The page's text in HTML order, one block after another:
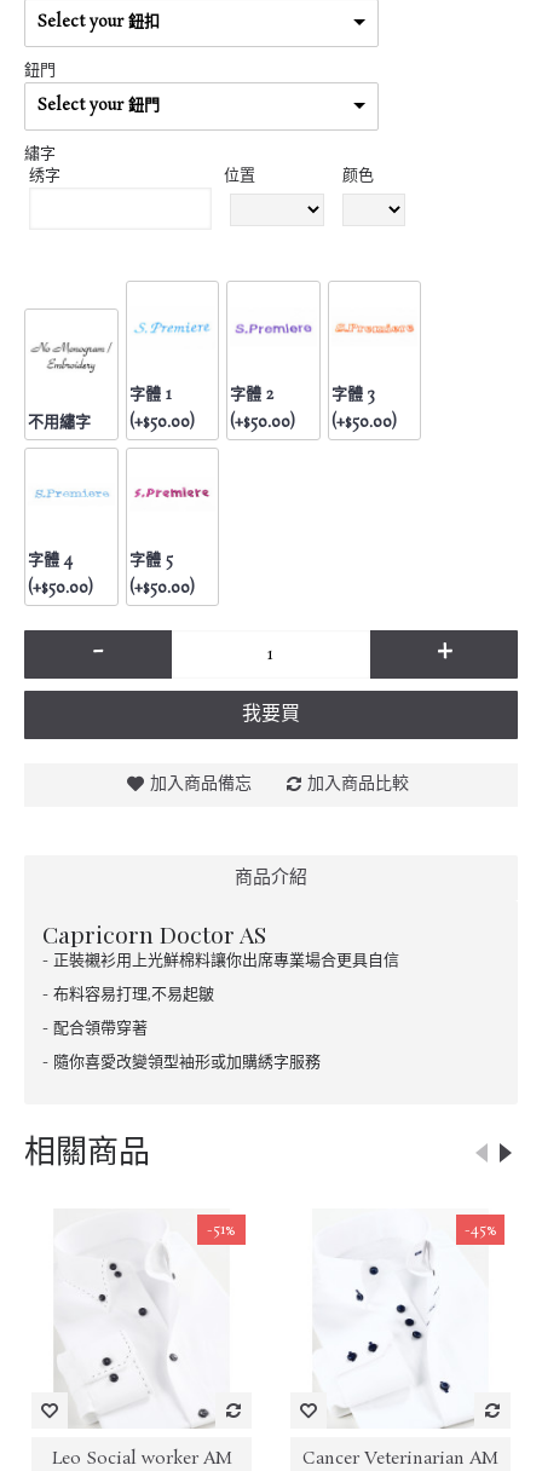
Select your 鈕扣
鈕門
Select your 鈕門
繡字
绣字
位置 颜色
不用繡字
字體 1
(+$50.00)
字體 2
(+$50.00)
字體 3
(+$50.00)
字體 4
(+$50.00)
字體 5
(+$50.00)
- +
我要買
加入商品備忘 加入商品比較
商品介紹
Capricorn Doctor AS
- 正裝襯衫用上光鮮棉料讓你出席專業場合更具自信
- 布料容易打理,不易起皺
- 配合領帶穿著
- 隨你喜愛改變領型袖形或加購綉字服務
相關商品
-51%
Leo Social worker AM
-45%
Cancer Veterinarian AM